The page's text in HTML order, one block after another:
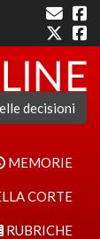
decisioni
MEMORIE
CORTE
RUBRICHE